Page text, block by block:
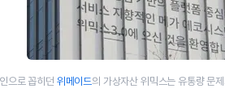
으로 꼽히던 위메이드의 가상자산 위믹스는 유통량 문